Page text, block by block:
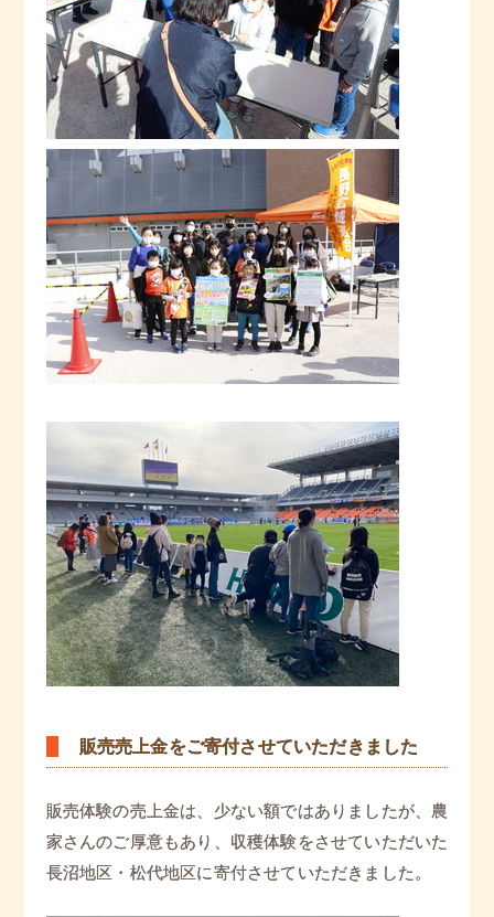
販売売上金をご寄付させていただきました
販売体験の売上金は、少ない額ではありましたが、農
家さんのご厚意もあり、収穫体験をさせていただいた
長沼地区・松代地区に寄付させていただきました。